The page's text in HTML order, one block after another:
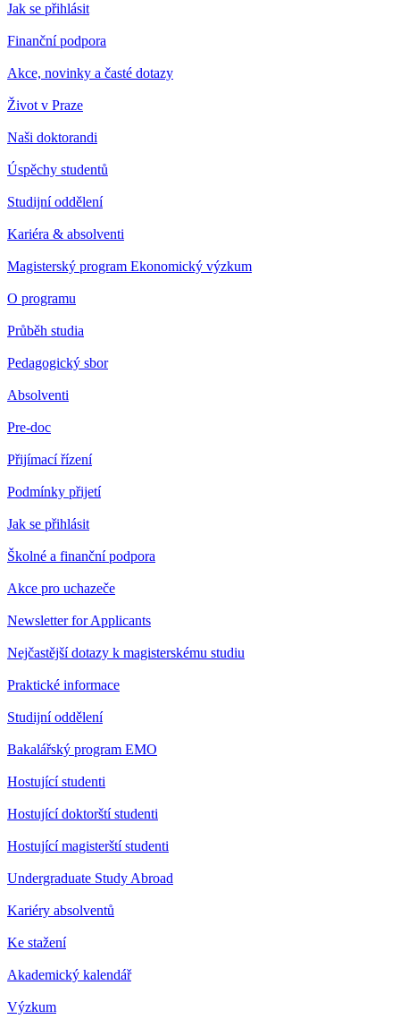
Jak se přihlásit
Finanční podpora
Akce, novinky a časté dotazy
Život v Praze
Naši doktorandi
Úspěchy studentů
Studijní oddělení
Kariéra & absolventi
Magisterský program Ekonomický výzkum
O programu
Průběh studia
Pedagogický sbor
Absolventi
Pre-doc
Přijímací řízení
Podmínky přijetí
Jak se přihlásit
Školné a finanční podpora
Akce pro uchazeče
Newsletter for Applicants
Nejčastější dotazy k magisterskému studiu
Praktické informace
Studijní oddělení
Bakalářský program EMO
Hostující studenti
Hostující doktorští studenti
Hostující magisterští studenti
Undergraduate Study Abroad
Kariéry absolventů
Ke stažení
Akademický kalendář
Výzkum